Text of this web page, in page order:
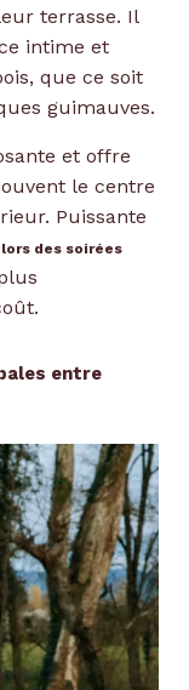
terrasse. Il
intime et
que ce soit
guimauves.
et offre
le centre
Puissante
des soirées
entre